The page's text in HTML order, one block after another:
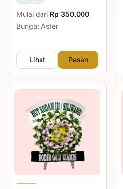
Mulai dari Rp 350.000
Bunga: Aster
Lihat Pesan